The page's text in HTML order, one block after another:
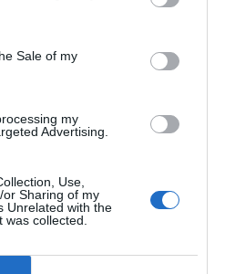
Sale of my
my
Advertising.
Use,
Sharing of my
Unrelated with the
collected.
a “por orden del ONE”
penal muy incierto
Sánchez
Pedraz, el argumento de los
no cuela, dado el perfil progresista del